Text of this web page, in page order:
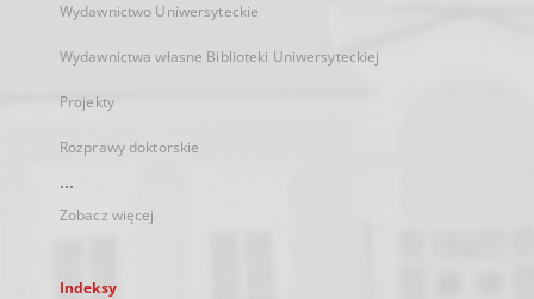
Wydawnictwo Uniwersyteckie
Wydawnictwa własne Biblioteki Uniwersyteckiej
Projekty
Rozprawy doktorskie
...
Zobacz więcej
Indeksy